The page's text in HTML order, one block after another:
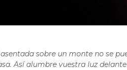
sobre un monte no se
Así alumbre vuestra luz